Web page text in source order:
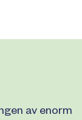
av enorm